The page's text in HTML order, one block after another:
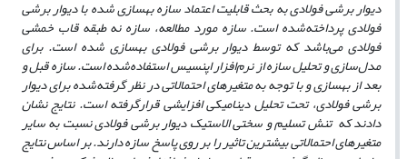
دیوار برشی فولادی به بحث قابلیت اعتماد سازه بهسازی شده با دیوار برشی
فولادی پرداخته‌شده است. سازه مورد مطالعه، سازه نه طبقه قاب خمشی
فولادی می‌باشد که توسط دیوار برشی فولادی بهسازی شده است. برای
مدل‌سازی و تحلیل سازه از نرم‌افزار اپنسیس استفاده‌شده است. سازه قبل و
بعد از بهسازی و با توجه به متغیرهای احتمالاتی در نظر گرفته‌شده برای دیوار
برشی فولادی، تحت تحلیل دینامیکی افزایشی قرارگرفته است. نتایج نشان
دادند که تنش تسلیم و سختی الاستیک دیوار برشی فولادی نسبت به سایر
متغیرهای احتمالاتی بیشترین تاثیر را بر روی پاسخ سازه دارند. بر اساس نتایج